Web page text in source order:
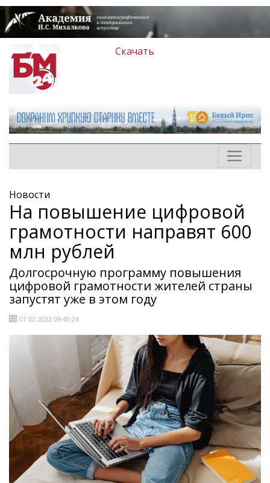
Скачать
Новости
На повышение цифровой
грамотности направят 600
млн рублей
Долгосрочную программу повышения
цифровой грамотности жителей страны
запустят уже в этом году
07.02.2022 09:45:24